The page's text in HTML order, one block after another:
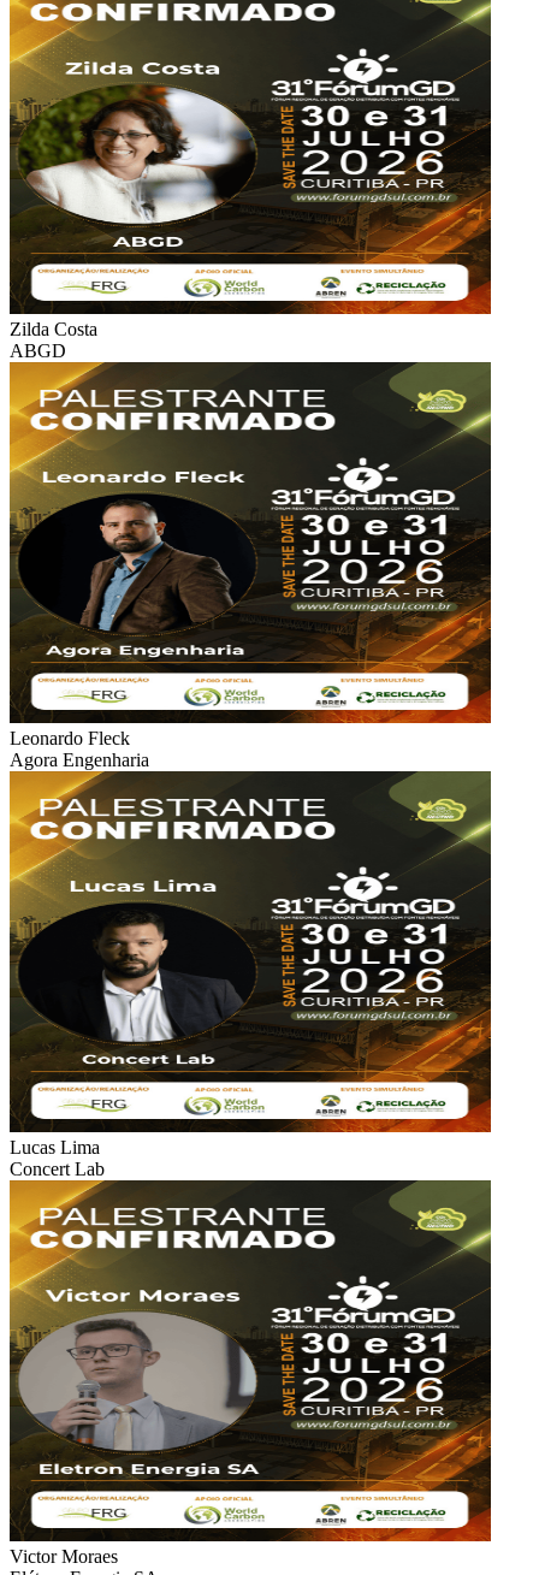
Zilda Costa
ABGD
Leonardo Fleck
Agora Engenharia
Lucas Lima
Concert Lab
Victor Moraes